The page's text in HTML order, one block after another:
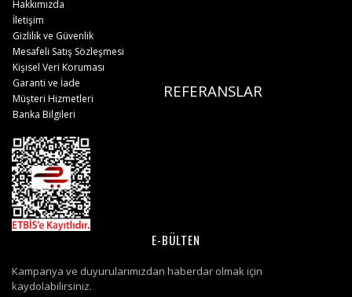
Hakkımızda
İletişim
Gizlilik ve Güvenlik
Mesafeli Satış Sözleşmesi
Kişisel Veri Koruması
REFERANSLAR
Garanti ve İade
Müşteri Hizmetleri
Banka Bilgileri
E-BÜLTEN
Kampanya ve duyurularımızdan haberdar olmak için
kaydolabilirsiniz.